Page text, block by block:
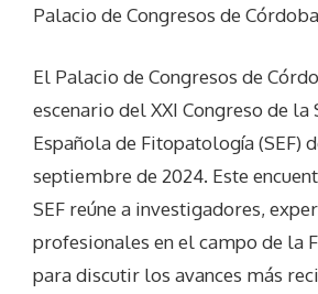
Palacio de Congresos de Córdoba
El Palacio de Congresos de
escenario del XXI Congreso de la
Española de Fitopatología (SEF)
septiembre de 2024. Este
SEF reúne a investigadores,
profesionales en el campo de la
para discutir los avances más